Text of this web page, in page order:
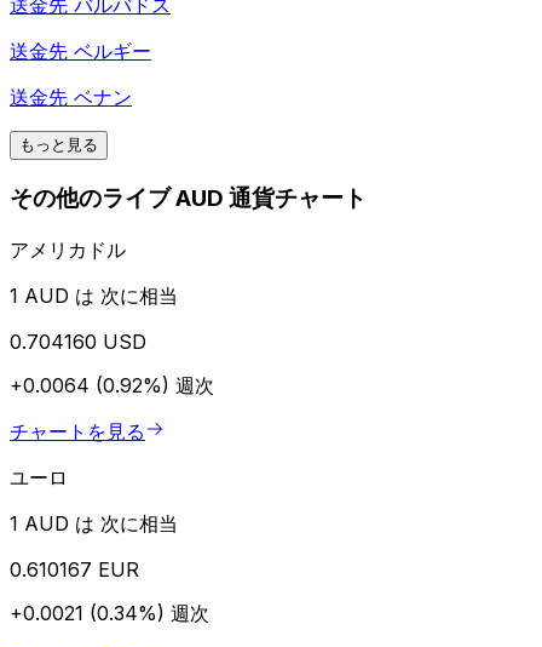
送金先 バルバドス
送金先 ベルギー
送金先 ベナン
もっと見る
その他のライブ AUD 通貨チャート
アメリカドル
1 AUD は 次に相当
0.704160 USD
+0.0064 (0.92%) 週次
チャートを見る
ユーロ
1 AUD は 次に相当
0.610167 EUR
+0.0021 (0.34%) 週次